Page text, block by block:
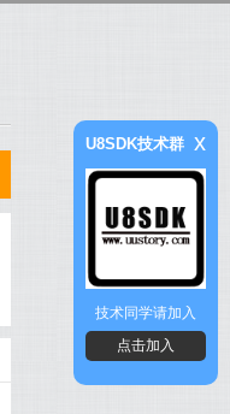
U8SDK技术群 x
技术同学请加入
点击加入